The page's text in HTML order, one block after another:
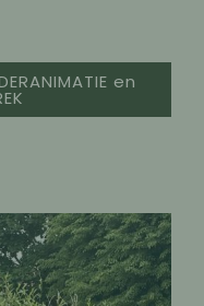
en